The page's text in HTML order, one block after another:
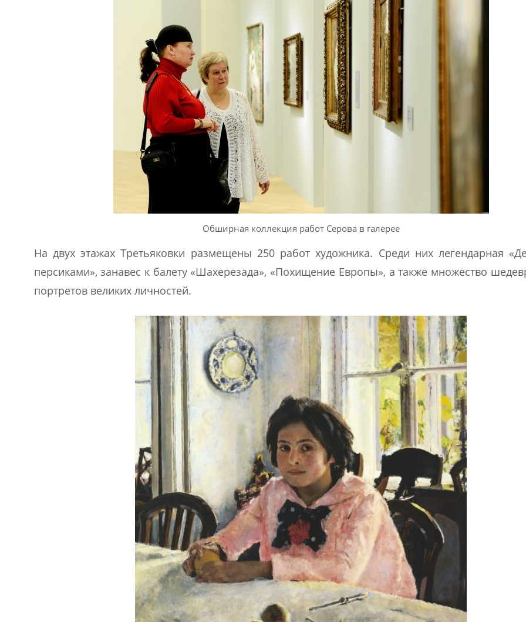
Обширная коллекция работ Серова в галерее
На двух этажах Третьяковки размещены 250 работ художника. Среди них легендарная
персиками», занавес к балету «Шахерезада», «Похищение Европы», а также множество
портретов великих личностей.